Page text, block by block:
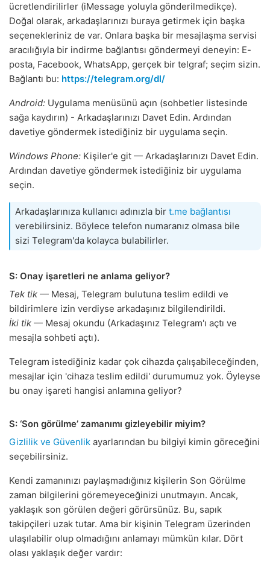
ücretlendirilirler (iMessage yoluyla gönderilmedikçe).
Doğal olarak, arkadaşlarınızı buraya getirmek için başka
seçenekleriniz de var. Onlara başka bir mesajlaşma servisi
aracılığıyla bir indirme bağlantısı göndermeyi deneyin: E-
posta, Facebook, WhatsApp, gerçek bir telgraf; seçim sizin.
Bağlantı bu: https://telegram.org/dl/
Android: Uygulama menüsünü açın (sohbetler listesinde
sağa kaydırın) - Arkadaşlarınızı Davet Edin. Ardından
davetiye göndermek istediğiniz bir uygulama seçin.
Windows Phone: Kişiler'e git — Arkadaşlarınızı Davet Edin.
Ardından davetiye göndermek istediğiniz bir uygulama
seçin.
Arkadaşlarınıza kullanıcı adınızla bir t.me bağlantısı
verebilirsiniz. Böylece telefon numaranız olmasa bile
sizi Telegram'da kolayca bulabilirler.
S: Onay işaretleri ne anlama geliyor?
Tek tik — Mesaj, Telegram bulutuna teslim edildi ve
bildirimlere izin verdiyse arkadaşınız bilgilendirildi.
İki tik — Mesaj okundu (Arkadaşınız Telegram'ı açtı ve
mesajla sohbeti açtı).
Telegram istediğiniz kadar çok cihazda çalışabileceğinden,
mesajlar için 'cihaza teslim edildi' durumumuz yok. Öyleyse
bu onay işareti hangisi anlamına geliyor?
S: ‘Son görülme’ zamanımı gizleyebilir miyim?
Gizlilik ve Güvenlik ayarlarından bu bilgiyi kimin göreceğini
seçebilirsiniz.
Kendi zamanınızı paylaşmadığınız kişilerin Son Görülme
zaman bilgilerini göremeyeceğinizi unutmayın. Ancak,
yaklaşık son görülen değeri görürsünüz. Bu, sapık
takipçileri uzak tutar. Ama bir kişinin Telegram üzerinden
ulaşılabilir olup olmadığını anlamayı mümkün kılar. Dört
olası yaklaşık değer vardır: